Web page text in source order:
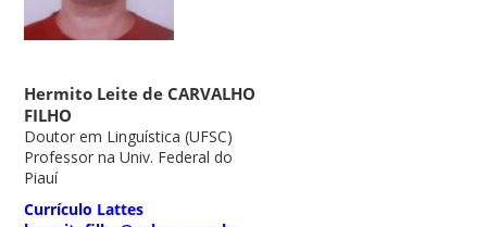
Hermito Leite de CARVALHO
FILHO
Doutor em Linguística (UFSC)
Professor na Univ. Federal do
Piauí
Currículo Lattes